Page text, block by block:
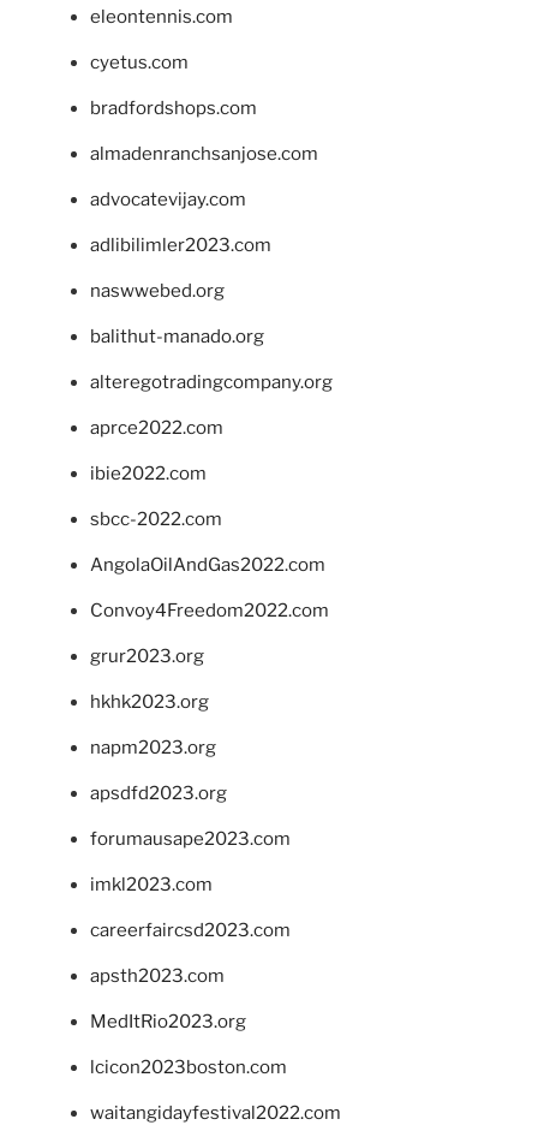
eleontennis.com
cyetus.com
bradfordshops.com
almadenranchsanjose.com
advocatevijay.com
adlibilimler2023.com
naswwebed.org
balithut-manado.org
alteregotradingcompany.org
aprce2022.com
ibie2022.com
sbcc-2022.com
AngolaOilAndGas2022.com
Convoy4Freedom2022.com
grur2023.org
hkhk2023.org
napm2023.org
apsdfd2023.org
forumausape2023.com
imkl2023.com
careerfaircsd2023.com
apsth2023.com
MedItRio2023.org
lcicon2023boston.com
waitangidayfestival2022.com